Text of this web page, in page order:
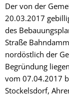
Der von der
20.03.2017
des
Straße
nordöstlich der
Begründung
vom 07.04.2017
Stockelsdorf,